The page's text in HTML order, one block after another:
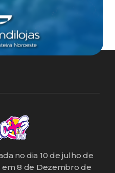
no dia 10 de julho de
em 8 de Dezembro de